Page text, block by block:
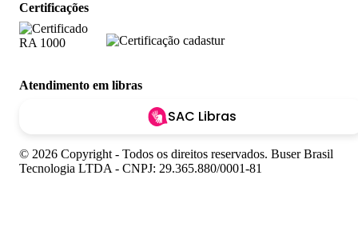
Certificações
Atendimento em libras
SAC Libras
© 2026 Copyright - Todos os direitos reservados. Buser Brasil
Tecnologia LTDA - CNPJ: 29.365.880/0001-81